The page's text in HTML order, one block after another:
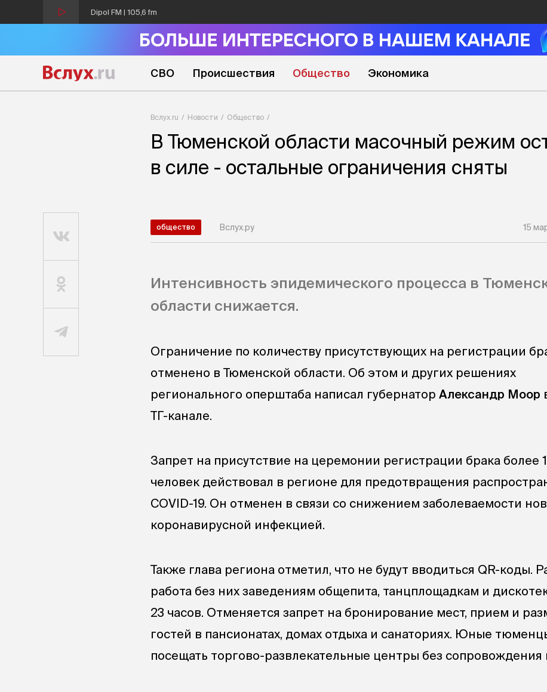
Dipol FM | 105,6 fm
СВО Происшествия Общество Экономика
Вслух.ru Новости Общество
В Тюменской области масочный режим
в силе - остальные ограничения сняты
общество Вслух.ру 15
Интенсивность эпидемического процесса в
области снижается.
Ограничение по количеству присутствующих на регистрации
отменено в Тюменской области. Об этом и других решениях
регионального оперштаба написал губернатор Александр Моор
ТГ-канале.
Запрет на присутствие на церемонии регистрации брака более
человек действовал в регионе для предотвращения
COVID-19. Он отменен в связи со снижением заболеваемости
коронавирусной инфекцией.
Также глава региона отметил, что не будут вводиться QR-коды.
работа без них заведениям общепита, танцплощадкам и
23 часов. Отменяется запрет на бронирование мест, прием и
гостей в пансионатах, домах отдыха и санаториях. Юные
посещать торгово-развлекательные центры без сопровождения